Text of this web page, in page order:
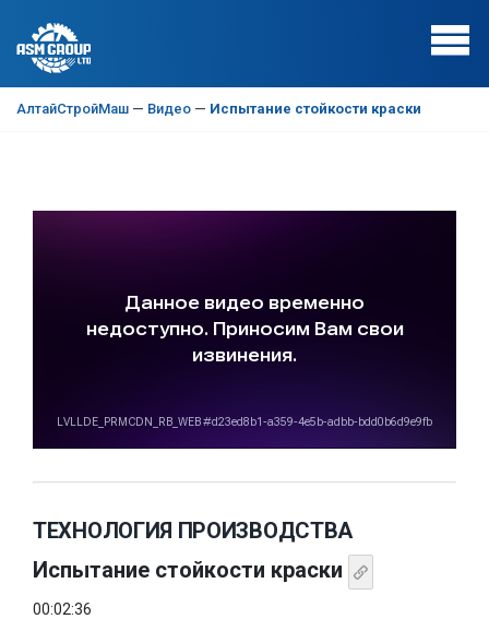
АлтайСтройМаш — Видео — Испытание стойкости краски
ТЕХНОЛОГИЯ ПРОИЗВОДСТВА
Испытание стойкости краски
00:02:36